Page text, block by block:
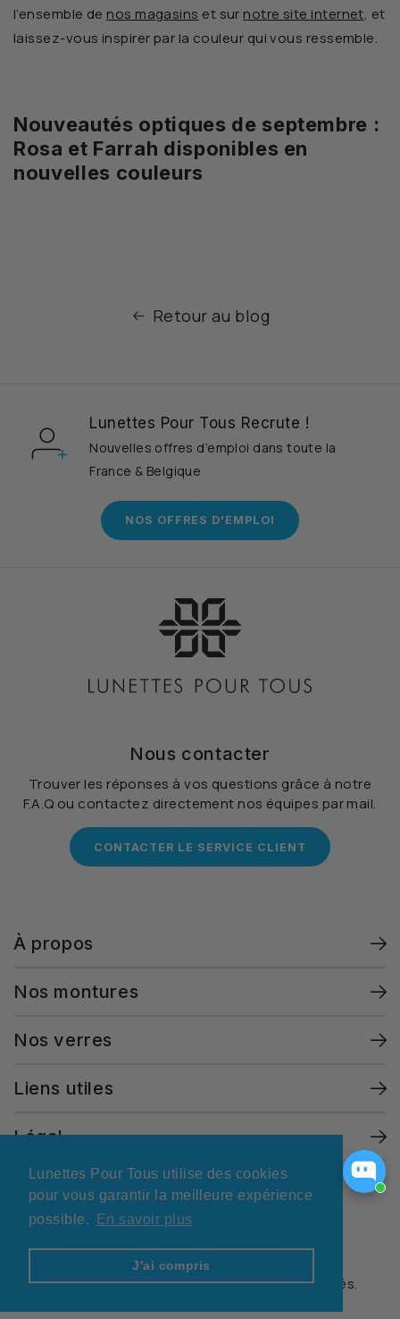
Lunettes Pour Tous utilise des cookies
pour vous garantir la meilleure expérience
possible.
En savoir plus
J'ai compris
l’ensemble de nos magasins et sur notre site internet, et
laissez-vous inspirer par la couleur qui vous ressemble.
Nouveautés optiques de septembre :
Rosa et Farrah disponibles en
nouvelles couleurs
Retour au blog
Lunettes Pour Tous Recrute !
Nouvelles offres d’emploi dans toute la
France & Belgique
NOS OFFRES D'EMPLOI
Nous contacter
Trouver les réponses à vos questions grâce à notre
F.A.Q ou contactez directement nos équipes par mail.
CONTACTER LE SERVICE CLIENT
À propos
Nos montures
Nos verres
Liens utiles
Légal
FacebookInstagram
X
Translation
missing:missing:
© 2026 Lunettes Pour Tous. Tous droits réservés.